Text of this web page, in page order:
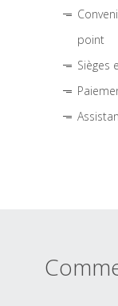
point
Sièges